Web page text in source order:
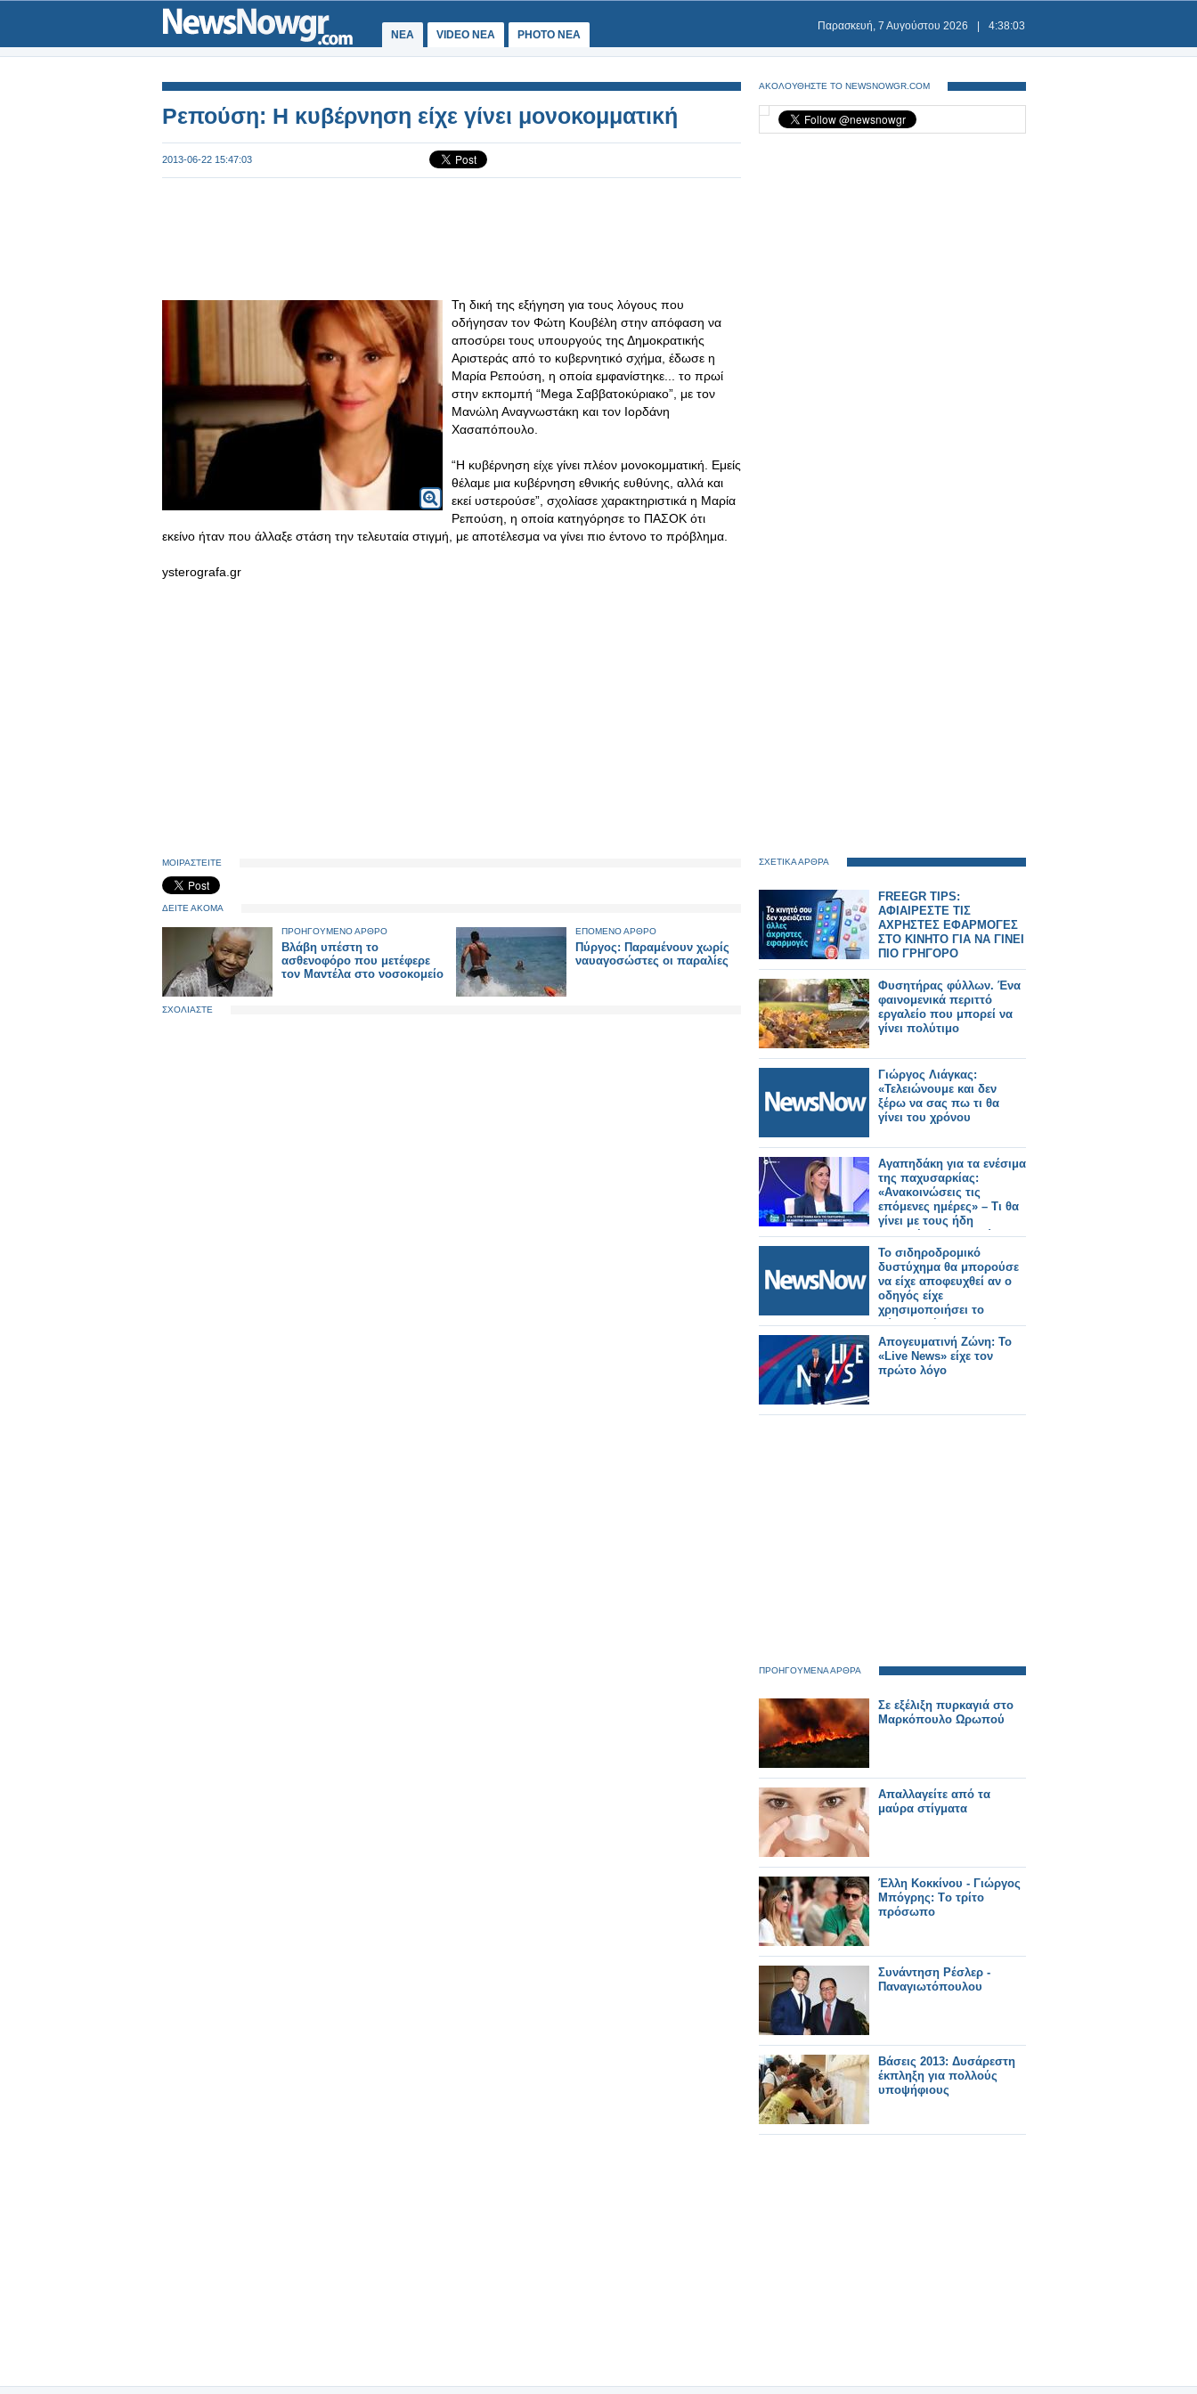
ΝΕΑ VIDEO NEA PHOTO NEA
Παρασκευή, 7 Αυγούστου 2026 4:38:03
Ρεπούση: Η κυβέρνηση είχε γίνει μονοκομματική
2013-06-22 15:47:03
Τη δική της εξήγηση για τους λόγους που
οδήγησαν τον Φώτη Κουβέλη στην απόφαση να
αποσύρει τους υπουργούς της Δημοκρατικής
Αριστεράς από το κυβερνητικό σχήμα, έδωσε η
Μαρία Ρεπούση, η οποία εμφανίστηκε... το πρωί
στην εκπομπή “Mega Σαββατοκύριακο”, με τον
Μανώλη Αναγνωστάκη και τον Ιορδάνη
Χασαπόπουλο.
“Η κυβέρνηση είχε γίνει πλέον μονοκομματική. Εμείς
θέλαμε μια κυβέρνηση εθνικής ευθύνης, αλλά και
εκεί υστερούσε”, σχολίασε χαρακτηριστικά η Μαρία
Ρεπούση, η οποία κατηγόρησε το ΠΑΣΟΚ ότι
εκείνο ήταν που άλλαξε στάση την τελευταία στιγμή, με αποτέλεσμα να γίνει πιο έντονο το πρόβλημα.
ysterografa.gr
ΜΟΙΡΑΣΤΕΙΤΕ
ΔΕΙΤΕ ΑΚΟΜΑ
ΠΡΟΗΓΟΥΜΕΝΟ ΑΡΘΡΟ
Βλάβη υπέστη το
ασθενοφόρο που μετέφερε
τον Μαντέλα στο νοσοκομείο
ΕΠΟΜΕΝΟ ΑΡΘΡΟ
Πύργος: Παραμένουν χωρίς
ναυαγoσώστες οι παραλίες
ΣΧΟΛΙΑΣΤΕ
ΑΚΟΛΟΥΘΗΣΤΕ ΤΟ NEWSNOWGR.COM
ΣΧΕΤΙΚΑ ΑΡΘΡΑ
FREEGR TIPS:
ΑΦΙΑΙΡΕΣΤΕ ΤΙΣ
ΑΧΡΗΣΤΕΣ ΕΦΑΡΜΟΓΕΣ
ΣΤΟ ΚΙΝΗΤΟ ΓΙΑ ΝΑ ΓΙΝΕΙ
ΠΙΟ ΓΡΗΓΟΡΟ
Φυσητήρας φύλλων. Ένα
φαινομενικά περιττό
εργαλείο που μπορεί να
γίνει πολύτιμο
Γιώργος Λιάγκας:
«Τελειώνουμε και δεν
ξέρω να σας πω τι θα
γίνει του χρόνου
Αγαπηδάκη για τα ενέσιμα
της παχυσαρκίας:
«Ανακοινώσεις τις
επόμενες ημέρες» – Τι θα
γίνει με τους ήδη
ενταγμένους δικαιούχους
(video)
Το σιδηροδρομικό
δυστύχημα θα μπορούσε
να είχε αποφευχθεί αν ο
οδηγός είχε
χρησιμοποιήσει το
σύστημα έκτακτης
ανάγκης σύμφωνα με
έρευνα.
Απογευματινή Ζώνη: Το
«Live News» είχε τον
πρώτο λόγο
ΠΡΟΗΓΟΥΜΕΝΑ ΑΡΘΡΑ
Σε εξέλιξη πυρκαγιά στο
Μαρκόπουλο Ωρωπού
Απαλλαγείτε από τα
μαύρα στίγματα
Έλλη Κοκκίνου - Γιώργος
Μπόγρης: Tο τρίτο
πρόσωπο
Συνάντηση Ρέσλερ -
Παναγιωτόπουλου
Βάσεις 2013: Δυσάρεστη
έκπληξη για πολλούς
υποψήφιους